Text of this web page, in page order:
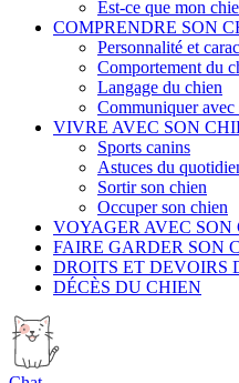
Est-ce que mon
COMPRENDRE SON
Personnalité et
Comportement du
Langage du chien
Communiquer avec
VIVRE AVEC SON
Sports canins
Astuces du
Sortir son chien
Occuper son chien
VOYAGER AVEC SON
FAIRE GARDER SON
DROITS ET DEVOIRS
DÉCÈS DU CHIEN